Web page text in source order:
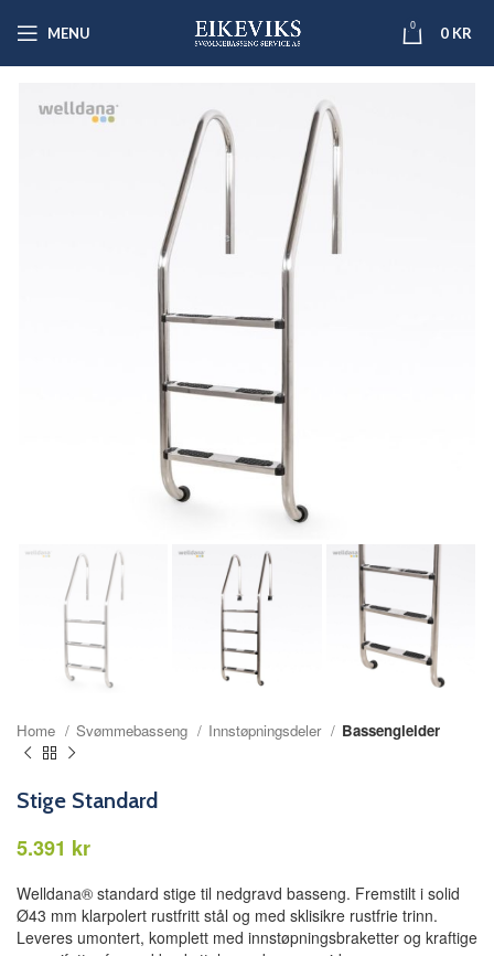
MENU 0 0 KR
Home Svømmebasseng Innstøpningsdeler Bassengleider
Stige Standard
kr
Welldana® standard stige til nedgravd basseng. Fremstilt i solid
Ø43 mm klarpolert rustfritt stål og med sklisikre rustfrie trinn.
Leveres umontert, komplett med innstøpningsbraketter og kraftige